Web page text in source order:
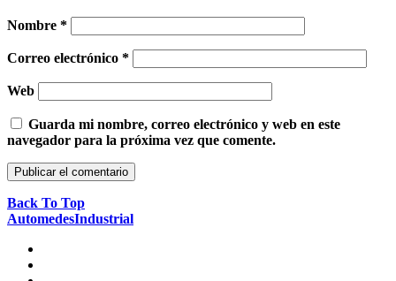
Nombre *
Correo electrónico *
Web
Guarda mi nombre, correo electrónico y web en este
navegador para la próxima vez que comente.
Back To Top
AutomedesIndustrial